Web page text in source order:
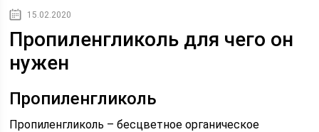
15.02.2020
Пропиленгликоль для чего он
нужен
Пропиленгликоль
Пропиленгликоль – бесцветное органическое